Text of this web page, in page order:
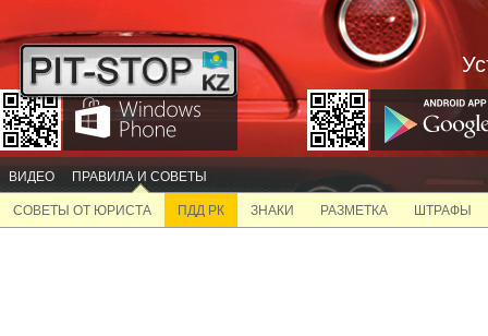
ВИДЕО ПРАВИЛА И СОВЕТЫ
СОВЕТЫ ОТ ЮРИСТА ПДД РК ЗНАКИ РАЗМЕТКА ШТРАФЫ